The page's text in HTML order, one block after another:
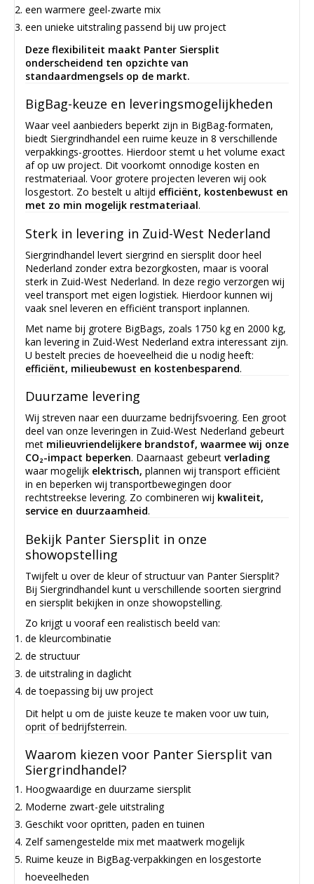
een warmere geel-zwarte mix
een unieke uitstraling passend bij uw project
Deze flexibiliteit maakt Panter Siersplit
onderscheidend ten opzichte van
standaardmengsels op de markt.
BigBag-keuze en leveringsmogelijkheden
Waar veel aanbieders beperkt zijn in BigBag-formaten,
biedt Siergrindhandel een ruime keuze in 8 verschillende
verpakkings-groottes. Hierdoor stemt u het volume exact
af op uw project. Dit voorkomt onnodige kosten en
restmateriaal. Voor grotere projecten leveren wij ook
losgestort. Zo bestelt u altijd efficiënt, kostenbewust en
met zo min mogelijk restmateriaal.
Sterk in levering in Zuid-West Nederland
Siergrindhandel levert siergrind en siersplit door heel
Nederland zonder extra bezorgkosten, maar is vooral
sterk in Zuid-West Nederland. In deze regio verzorgen wij
veel transport met eigen logistiek. Hierdoor kunnen wij
vaak snel leveren en efficiënt transport inplannen.
Met name bij grotere BigBags, zoals 1750 kg en 2000 kg,
kan levering in Zuid-West Nederland extra interessant zijn.
U bestelt precies de hoeveelheid die u nodig heeft:
efficiënt, milieubewust en kostenbesparend.
Duurzame levering
Wij streven naar een duurzame bedrijfsvoering. Een groot
deel van onze leveringen in Zuid-West Nederland gebeurt
met milieuvriendelijkere brandstof, waarmee wij onze
CO₂-impact beperken. Daarnaast gebeurt verlading
waar mogelijk elektrisch, plannen wij transport efficiënt
in en beperken wij transportbewegingen door
rechtstreekse levering. Zo combineren wij kwaliteit,
service en duurzaamheid.
Bekijk Panter Siersplit in onze
showopstelling
Twijfelt u over de kleur of structuur van Panter Siersplit?
Bij Siergrindhandel kunt u verschillende soorten siergrind
en siersplit bekijken in onze showopstelling.
Zo krijgt u vooraf een realistisch beeld van:
de kleurcombinatie
de structuur
de uitstraling in daglicht
de toepassing bij uw project
Dit helpt u om de juiste keuze te maken voor uw tuin,
oprit of bedrijfsterrein.
Waarom kiezen voor Panter Siersplit van
Siergrindhandel?
Hoogwaardige en duurzame siersplit
Moderne zwart-gele uitstraling
Geschikt voor opritten, paden en tuinen
Zelf samengestelde mix met maatwerk mogelijk
Ruime keuze in BigBag-verpakkingen en losgestorte
hoeveelheden